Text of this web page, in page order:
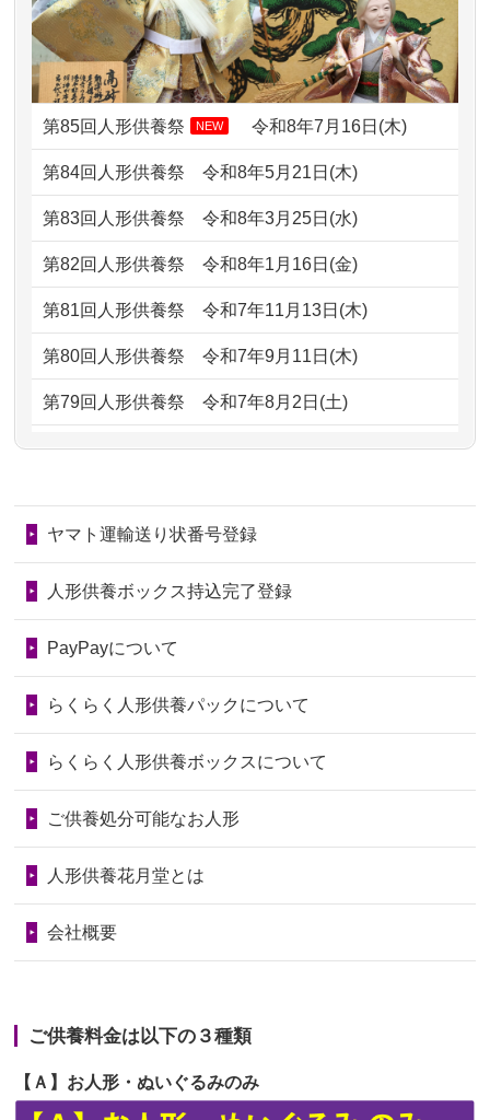
ました。 ...
2026/07/069年間自由が丘店を見守ってくれてあり
がとう。
2026/07/05しっかりとお人形たちの供養をしてい
ただけると...
2026/06/30 長年大事にしてきた雛人形です、供養
していただ...
2026/06/29ガラスケースのまま引き取ってくださ
子どもの頃、妹と一緒にお雛様を出し
ました。お...
ので、お願...
2026/06/28以前和人形やぬいぐるみを供養いただ
いたことが...
の回りの物...
2026/06/28人形たちに これまで本当にありがとう
2026/06/24今は亡き両親が孫（私の子供）の初節
句に贈って...
2026/06/23ありがとうね
の祖父母か...
2026/06/20
雛人形をお道具も含め一式で引き取っ
てくださる...
2024/01/13お雛様のセットを供養・処分したいの
ですが、お雛様とお内裏様だ...
2024/01/13供養申込みの後、供養祭までお人形は
どうなってるのですか？
2024/01/13会社のようですが、きちんと供養して
供養が終わったお人形以外はどうして
るのですか？
しょうか？
2024/01/04ガラスケースは外しても良いですか？
第85回人形供養祭 NEW 令和8年7月16日(木)
第84回人形供養祭令和8年5月21日(木)
第83回人形供養祭令和8年3月25日(水)
第82回人形供養祭令和8年1月16日(金)
第81回人形供養祭令和7年11月13日(木)
第80回人形供養祭令和7年9月11日(木)
第79回人形供養祭令和7年8月2日(土)
第78回人形供養祭令和7年6月20日(金)
第76回人形供養祭令和7年2月28日(金)
第75回人形供養祭令和7年1月17日(金)
第73回人形供養祭令和6年10月17日(木)
第71回人形供養祭令和6年8月1日(木)
第70回人形供養祭令和6年6月21日(金)
第68回人形供養祭令和6年3月22日(金)
第65回人形供養祭令和5年11月09日(木)
第64回人形供養祭令和5年9月21日(木)
ヤマト運輸送り状番号登録
人形供養ボックス持込完了登録
PayPayについて
らくらく人形供養パックについて
らくらく人形供養ボックスについて
ご供養処分可能なお人形
人形供養花月堂とは
会社概要
ご供養料金は以下の３種類
【Ａ】お人形・ぬいぐるみのみ